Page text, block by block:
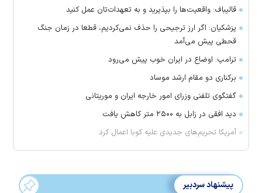
قالیباف: واقعیت‌ها را بپذیرید و به تعهدات‌تان عمل کنید
پزشکیان: اگر ارز ترجیحی را حذف نمی‌کردیم، قطعا در زمان جنگ
قحطی پیش می‌آمد
ترامپ: اوضاع در ایران خوب پیش می‌رود
برکناری دو مقام ارشد موساد
گفتگوی تلفنی وزرای امور خارجه ایران و موریتانی
دید افقی در زابل به ۲۵۰۰ متر کاهش یافت
آمریکا تحریم‌های جدیدی علیه کوبا اعمال کرد
پیشنهاد سردبیر